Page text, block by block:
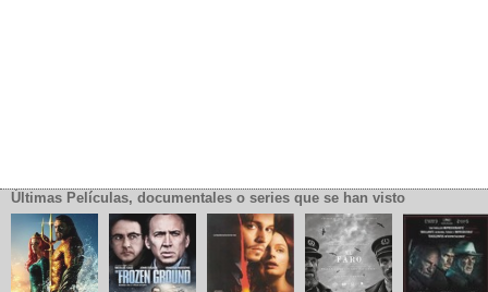
Últimas Películas, documentales o series que se han visto